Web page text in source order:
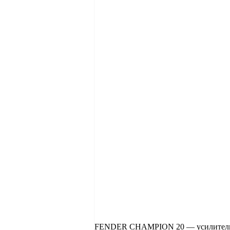
FENDER CHAMPION 20 —